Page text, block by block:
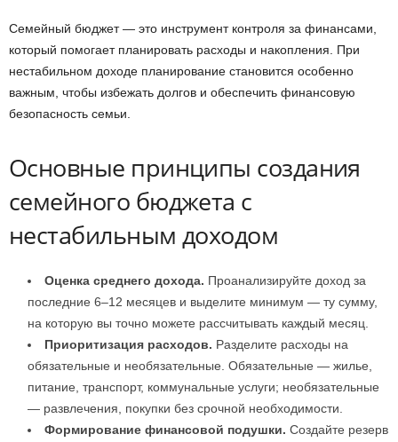
Семейный бюджет — это инструмент контроля за финансами,
который помогает планировать расходы и накопления. При
нестабильном доходе планирование становится особенно
важным, чтобы избежать долгов и обеспечить финансовую
безопасность семьи.
Основные принципы создания
семейного бюджета с
нестабильным доходом
Оценка среднего дохода. Проанализируйте доход за
последние 6–12 месяцев и выделите минимум — ту сумму,
на которую вы точно можете рассчитывать каждый месяц.
Приоритизация расходов. Разделите расходы на
обязательные и необязательные. Обязательные — жилье,
питание, транспорт, коммунальные услуги; необязательные
— развлечения, покупки без срочной необходимости.
Формирование финансовой подушки. Создайте резерв